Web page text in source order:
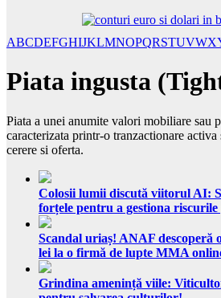
ABCDEFGHIJKLMNOPQRSTUVWX
Piata ingusta
Piata a unei anumite valori mobiliare sau
caracterizata printr-o tranzactionare
cerere si oferta.
Colosii lumii discută viitorul AI:
forțele pentru a gestiona riscurile
Scandal uriaș! ANAF descoperă
lei la o firmă de lupte MMA
Grindina amenință viile: